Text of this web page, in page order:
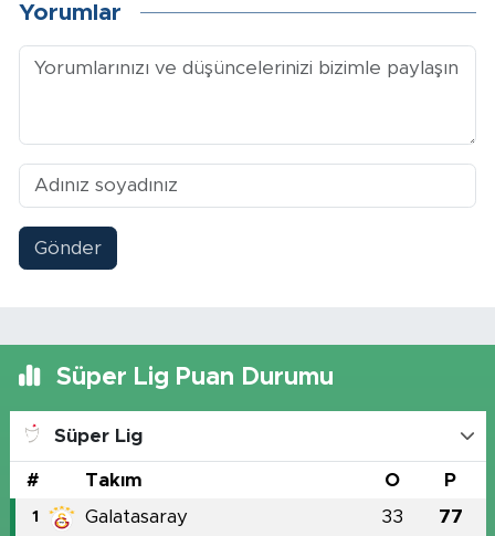
Yorumlar
Gönder
Süper Lig Puan Durumu
Süper Lig
# Takım O P
1 Galatasaray 33 77